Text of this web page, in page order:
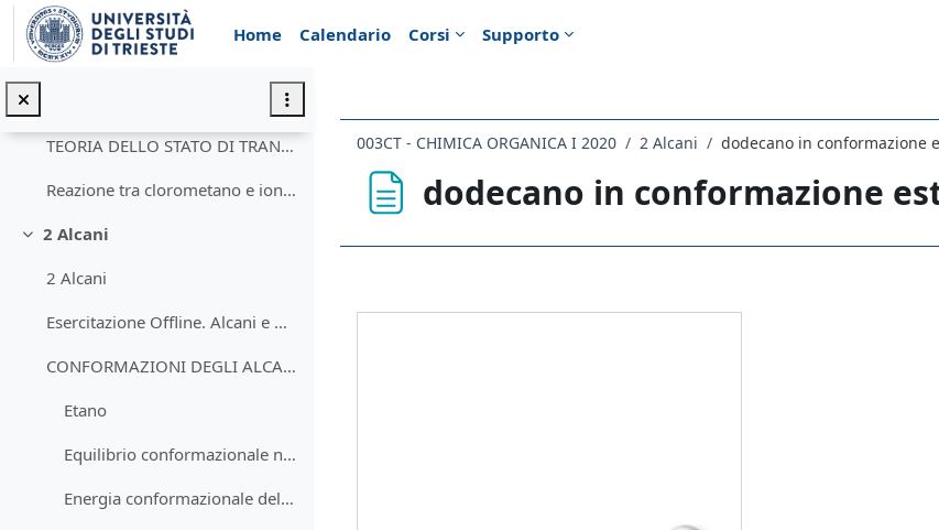
Vai al contenuto principale
Home
Calendario Corsi Supporto
Benzil penicillina
Colesterolo
TEORIA DELLO STATO DI TRANSIZIONE
Reazione tra clorometano e ione bromuro
Minimizza
2 Alcani
2 Alcani
Esercitazione Offline. Alcani e Cicloalcani
CONFORMAZIONI DEGLI ALCANI
Etano
Equilibrio conformazionale nell'etano
Energia conformazionale dell'etano
003CT - CHIMICA ORGANICA I 2020 2 Alcani dodecano in conformazione
dodecano in conformazione